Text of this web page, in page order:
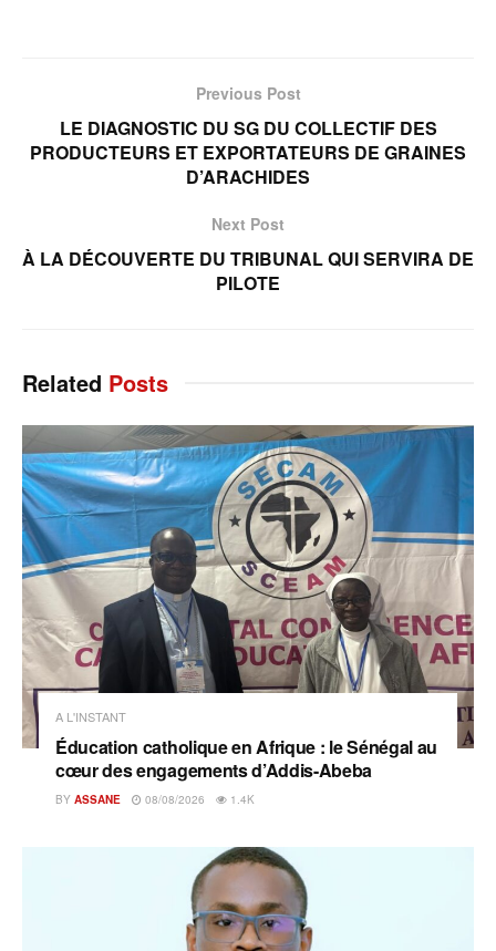
Previous Post
LE DIAGNOSTIC DU SG DU COLLECTIF DES
PRODUCTEURS ET EXPORTATEURS DE GRAINES
D’ARACHIDES
Next Post
À LA DÉCOUVERTE DU TRIBUNAL QUI SERVIRA DE
PILOTE
Related Posts
A L'INSTANT
Éducation catholique en Afrique : le Sénégal au
cœur des engagements d’Addis-Abeba
BY ASSANE 08/08/2026 1.4K